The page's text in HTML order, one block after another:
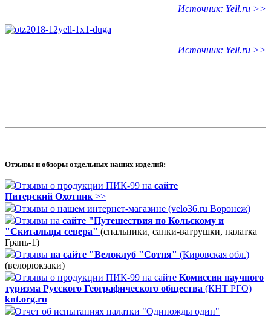
Источник: Yell.ru >>
Источник: Yell.ru >>
Отзывы и обзоры отдельных наших изделий:
Отзывы о продукции ПИК-99 на сайте
Питерский Охотник >>
Отзывы о нашем интернет-магазине (velo36.ru Воронеж)
Отзывы на сайте "Путешествия по Кольскому и
"Скитальцы севера" (спальники, санки-ватрушки, палатка
Грань-1)
Отзывы на сайте "Велоклуб "Сотня" (Кировская обл.)
(велорюкзаки)
Отзывы о продукции ПИК-99 на сайте Комиссии научного
туризма Русского Географического общества (КНТ РГО)
knt.org.ru
Отчет об испытаниях палатки "Одиножды один"